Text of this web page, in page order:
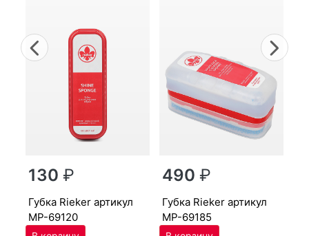
Previous
130₽
губ­ка Ri­eker артикул
MP-69120
490₽
губ­ка Ri­eker артикул
MP-69185